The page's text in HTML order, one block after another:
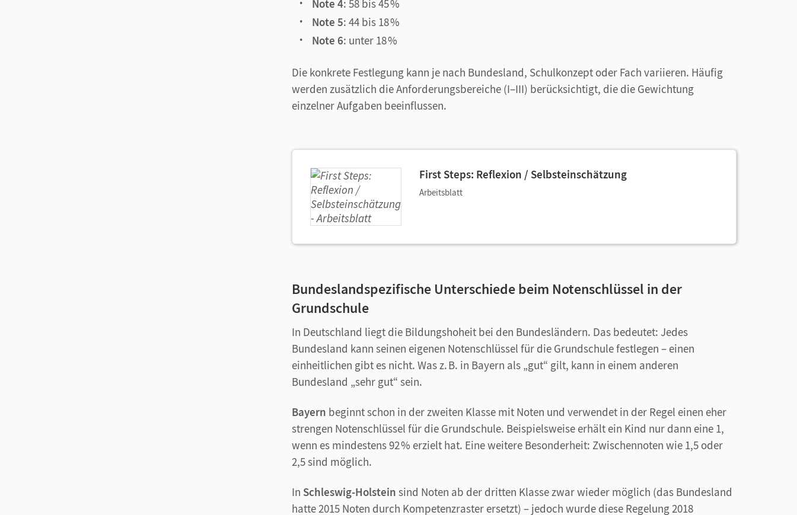
Note 4: 58 bis 45 %
Note 5: 44 bis 18 %
Note 6: unter 18 %
Die konkrete Festlegung kann je nach Bundesland, Schulkonzept oder Fach variieren. Häufig
werden zusätzlich die Anforderungsbereiche (I–III) berücksichtigt, die die Gewichtung
einzelner Aufgaben beeinflussen.
First Steps: Reflexion / Selbsteinschätzung
Arbeitsblatt
Bundeslandspezifische Unterschiede beim Notenschlüssel in der
Grundschule
In Deutschland liegt die Bildungshoheit bei den Bundesländern. Das bedeutet: Jedes
Bundesland kann seinen eigenen Notenschlüssel für die Grundschule festlegen – einen
einheitlichen gibt es nicht. Was z. B. in Bayern als „gut“ gilt, kann in einem anderen
Bundesland „sehr gut“ sein.
Bayern beginnt schon in der zweiten Klasse mit Noten und verwendet in der Regel einen eher
strengen Notenschlüssel für die Grundschule. Beispielsweise erhält ein Kind nur dann eine 1,
wenn es mindestens 92 % erzielt hat. Eine weitere Besonderheit: Zwischennoten wie 1,5 oder
2,5 sind möglich.
In Schleswig-Holstein sind Noten ab der dritten Klasse zwar wieder möglich (das Bundesland
hatte 2015 Noten durch Kompetenzraster ersetzt) – jedoch wurde diese Regelung 2018